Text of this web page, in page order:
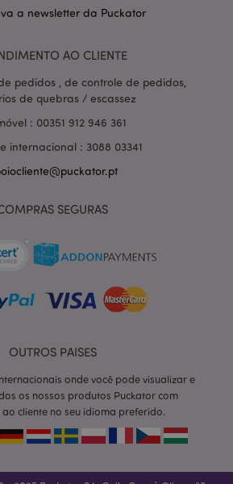
a newsletter da Puckator
AO CLIENTE
pedidos , de controle de pedidos,
de quebras / escassez
: 00351 912 946 361
internacional : 3088 03341
SEGURAS
OUTROS PAISES
onde você pode visualizar e
os nossos produtos Puckator com
cliente no seu idioma preferido.
.www.puckator.pt
Adobe Inc.